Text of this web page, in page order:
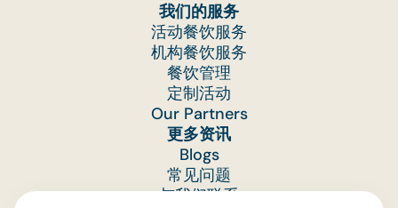
我们的服务
活动餐饮服务
机构餐饮服务
餐饮管理
定制活动
Our Partners
更多资讯
Blogs
常见问题
与我们联系